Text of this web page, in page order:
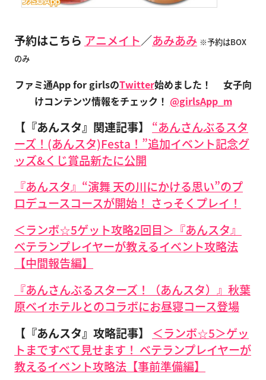
予約はこちら アニメイト／あみあみ ※予約はBOX
のみ
ファミ通App for girlsのTwitter始めました！
女子向
けコンテンツ情報をチェック！ @girlsApp_m
【『あんスタ』関連記事】
“あんさんぶるスタ
ーズ！(あんスタ)Festa！”追加イベント記念グ
ッズ&くじ賞品新たに公開
『あんスタ』“演舞 天の川にかける思い”のプ
ロデュースコースが開始！ さっそくプレイ！
＜ランボ☆5ゲット攻略2回目＞『あんスタ』
ベテランプレイヤーが教えるイベント攻略法
【中間報告編】
『あんさんぶるスターズ！（あんスタ）』秋葉
原ベイホテルとのコラボにお昼寝コース登場
【『あんスタ』攻略記事】 ＜ランボ☆5＞ゲッ
トまですべて見せます！ ベテランプレイヤーが
教えるイベント攻略法【事前準備編】